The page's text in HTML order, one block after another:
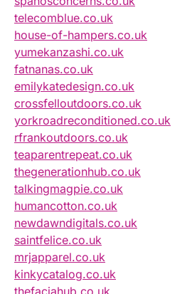
telecomblue.co.uk
house-of-hampers.co.uk
yumekanzashi.co.uk
fatnanas.co.uk
emilykatedesign.co.uk
crossfelloutdoors.co.uk
yorkroadreconditioned.co.uk
rfrankoutdoors.co.uk
teaparentrepeat.co.uk
thegenerationhub.co.uk
talkingmagpie.co.uk
humancotton.co.uk
newdawndigitals.co.uk
saintfelice.co.uk
mrjapparel.co.uk
kinkycatalog.co.uk